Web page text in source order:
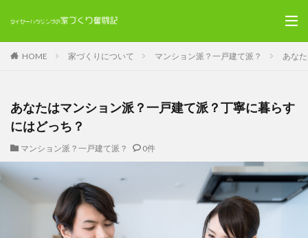
HOME 家づくりについて マンション派？一戸建て派？ あな
あなたはマンション派？一戸建て派？丁寧に暮らす
にはどっち？
マンション派？一戸建て派？ 0件